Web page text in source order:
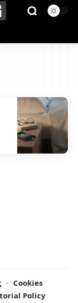
Cookies
Policy